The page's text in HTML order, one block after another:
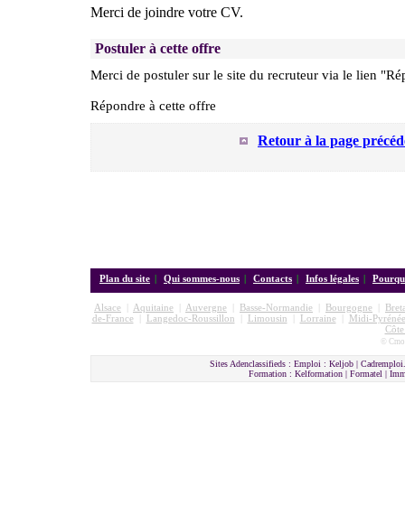
Merci de joindre votre CV.
Postuler à cette offre
Merci de postuler sur le site du recruteur via le lien
Répondre à cette offre
Retour à la page
Plan du site | Qui sommes-nous | Contacts | Infos légales |
Alsace Aquitaine Auvergne Basse-Normandie Bourgogne
de-France| Langedoc-Roussillon Limousin Lorraine|
Midi-
©
Sites Adenclassifieds : Emploi : Keljob |
Formation : Kelformation | Formatel |